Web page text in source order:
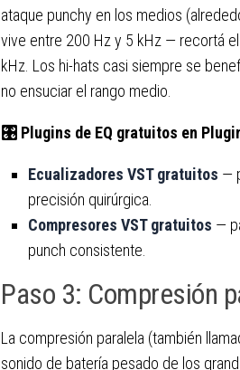
ataque punchy en los medios
vive entre 200 Hz y 5 kHz — recortá
kHz. Los hi-hats casi siempre se
no ensuciar el rango medio.
🎛 Plugins de EQ gratuitos en
Ecualizadores VST gratuitos —
precisión quirúrgica.
Compresores VST gratuitos —
punch consistente.
Paso 3: Compresión
La compresión paralela (también
sonido de batería pesado de los